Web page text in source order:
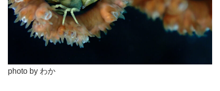
photo by わか